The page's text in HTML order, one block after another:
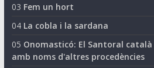
03 Fem un hort
04 La cobla i la sardana
05 Onomasticó: El Santoral català
amb noms d'altres procedències